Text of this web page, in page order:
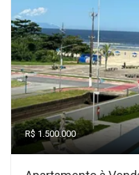
R$ 1.500.000